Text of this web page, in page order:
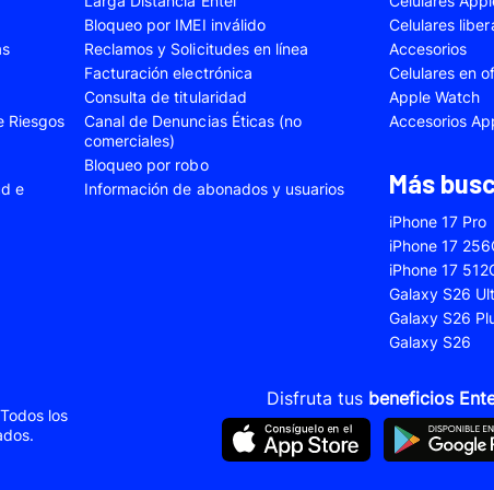
Galaxy A24 Samsung Galaxy A25
Samsung
Galaxy A52 Samsung Galaxy A52s
Samsung
Galaxy S20 Fe Samsung Galaxy S21 Fe
Samsung
Galaxy S23 Samsung Galaxy S23 Plus
Samsung
Galaxy S24 Plus Samsung Galaxy S24 Ultra
Samsung Galaxy Z Fold 5
VIVO
Xiaomi
Xiaomi
Xiaomi
Xiaomi Redmi 13C
Xiaomi
Note 10 Pro Xiaomi Redmi Note 10s
Xiaomi
Xiaomi Redmi Note 12s Xiaomi
Riesgos
e
Bloqueo por IMEI inválido
Reclamos y Solicitudes en línea
Facturación electrónica
Consulta de titularidad
Canal de Denuncias Éticas (no
comerciales)
Bloqueo por robo
Información de abonados y usuarios
Celulares
Accesorios
Celulares en
Apple Watch
Accesorios
Más
iPhone 17 Pro
iPhone 17
iPhone 17
Galaxy S26
Galaxy S26
Galaxy S26
los
Disfruta tus beneficios